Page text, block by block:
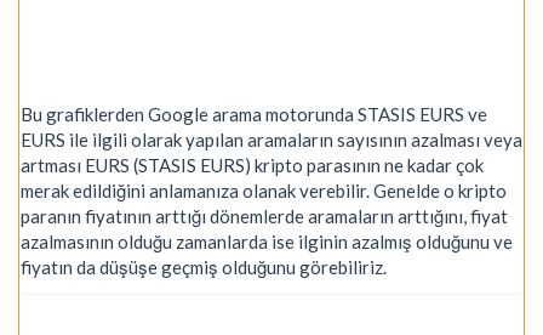
Bu grafiklerden Google arama motorunda STASIS EURS ve
EURS ile ilgili olarak yapılan aramaların sayısının azalması veya
artması EURS (STASIS EURS) kripto parasının ne kadar çok
merak edildiğini anlamanıza olanak verebilir. Genelde o kripto
paranın fiyatının arttığı dönemlerde aramaların arttığını, fiyat
azalmasının olduğu zamanlarda ise ilginin azalmış olduğunu ve
fiyatın da düşüşe geçmiş olduğunu görebiliriz.